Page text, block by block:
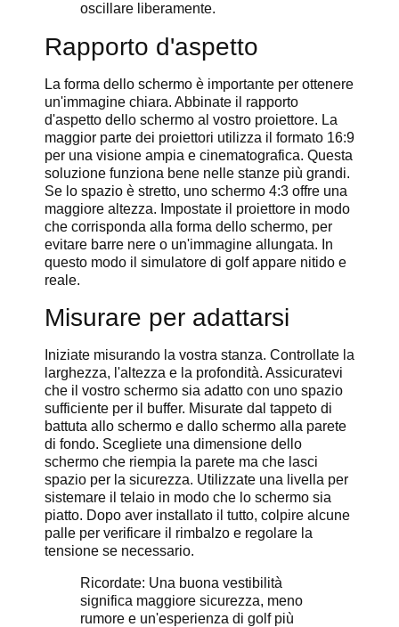
oscillare liberamente.
Rapporto d'aspetto
La forma dello schermo è importante per ottenere
un'immagine chiara. Abbinate il rapporto
d'aspetto dello schermo al vostro proiettore. La
maggior parte dei proiettori utilizza il formato 16:9
per una visione ampia e cinematografica. Questa
soluzione funziona bene nelle stanze più grandi.
Se lo spazio è stretto, uno schermo 4:3 offre una
maggiore altezza. Impostate il proiettore in modo
che corrisponda alla forma dello schermo, per
evitare barre nere o un'immagine allungata. In
questo modo il simulatore di golf appare nitido e
reale.
Misurare per adattarsi
Iniziate misurando la vostra stanza. Controllate la
larghezza, l'altezza e la profondità. Assicuratevi
che il vostro schermo sia adatto con uno spazio
sufficiente per il buffer. Misurate dal tappeto di
battuta allo schermo e dallo schermo alla parete
di fondo. Scegliete una dimensione dello
schermo che riempia la parete ma che lasci
spazio per la sicurezza. Utilizzate una livella per
sistemare il telaio in modo che lo schermo sia
piatto. Dopo aver installato il tutto, colpire alcune
palle per verificare il rimbalzo e regolare la
tensione se necessario.
Ricordate: Una buona vestibilità
significa maggiore sicurezza, meno
rumore e un'esperienza di golf più